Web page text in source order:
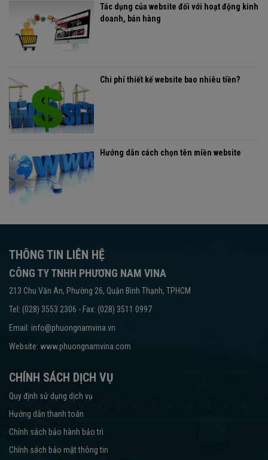
Tác dụng của website đối với hoạt động kinh
doanh, bán hàng
Chi phí thiết kế website bao nhiêu tiền?
Hướng dẫn cách chọn tên miền website
THÔNG TIN LIÊN HỆ
CÔNG TY TNHH PHƯƠNG NAM VINA
213 Chu Văn An, Phường 26, Quận Bình Thạnh, TPHCM
Tel: (028) 3553 2306 - Fax: (028) 3511 0997
Email: info@phuongnamvina.vn
Website: www.phuongnamvina.com
CHÍNH SÁCH DỊCH VỤ
Quy định sử dụng dịch vụ
Hướng dẫn thanh toán
Chính sách bảo hành bảo trì
Chính sách bảo mật thông tin